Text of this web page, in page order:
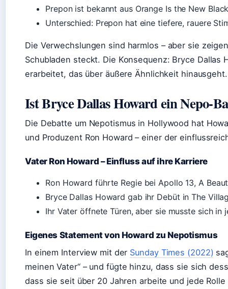
Prepon ist bekannt aus Orange Is the New
Unterschied: Prepon hat eine tiefere, rauere
Die Verwechslungen sind harmlos – aber sie
Schubladen steckt. Die Konsequenz: Bryce
erarbeitet, das über äußere Ähnlichkeit hinausgeht.
Ist Bryce Dallas Howard ein Nepo-
Die Debatte um Nepotismus in Hollywood hat
und Produzent Ron Howard – einer der
Vater Ron Howard – Einfluss auf ihre Karriere
Ron Howard führte Regie bei Apollo 13, A
Bryce Dallas Howard gab ihr Debüt in The
Ihr Vater öffnete Türen, aber sie musste sich in
Eigenes Statement von Howard zu Nepotismus
In einem Interview mit der Sunday Times (2022)
meinen Vater“ – und fügte hinzu, dass sie sich
dass sie seit über 20 Jahren arbeite und jede